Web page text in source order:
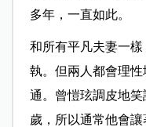
多年，一直如此。
和所有平凡夫妻一
執。但兩人都會理
通。曾愷玹調皮地
歲，所以通常他會